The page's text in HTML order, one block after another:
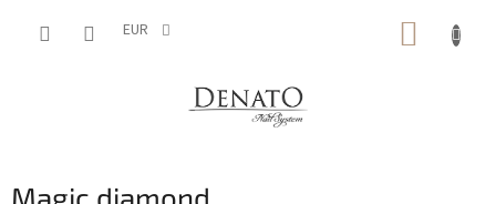
EUR